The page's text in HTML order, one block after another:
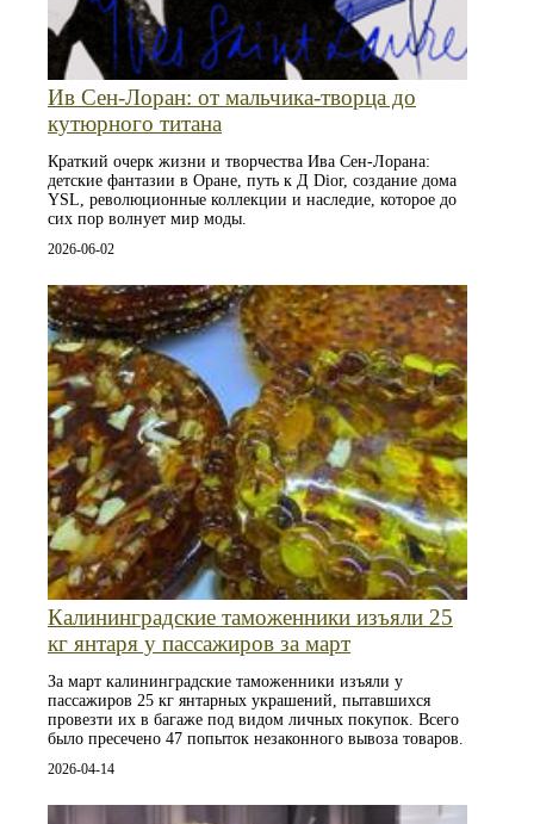
Ив Сен-Лоран: от мальчика‑творца до
кутюрного титана
Краткий очерк жизни и творчества Ива Сен-Лорана:
детские фантазии в Оране, путь к Д Dior, создание дома
YSL, революционные коллекции и наследие, которое до
сих пор волнует мир моды.
2026-06-02
Калининградские таможенники изъяли 25
кг янтаря у пассажиров за март
За март калининградские таможенники изъяли у
пассажиров 25 кг янтарных украшений, пытавшихся
провезти их в багаже под видом личных покупок. Всего
было пресечено 47 попыток незаконного вывоза товаров.
2026-04-14